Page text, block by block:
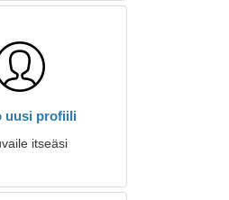
uusi profiili
itseäsi